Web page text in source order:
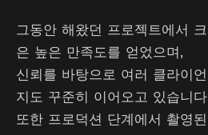
그동안 해왔던 프로젝트에서
은 높은 만족도를 얻었으며,
신뢰를 바탕으로 여러 클라이
지도 꾸준히 이어오고 있습니
또한 프로덕션 단계에서 촬영